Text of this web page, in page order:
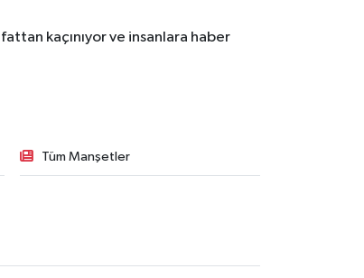
kaçınıyor ve insanlara haber
Tüm Manşetler